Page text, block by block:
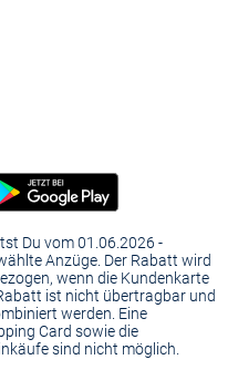
Du vom 01.06.2026 -
Anzüge. Der Rabatt wird
wenn die Kundenkarte
ist nicht übertragbar und
werden. Eine
Card sowie die
sind nicht möglich.